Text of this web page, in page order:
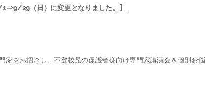
1⇒9/29（日）に変更となりました。】
家をお招きし、不登校児の保護者様向け専門家講演会＆個別お悩